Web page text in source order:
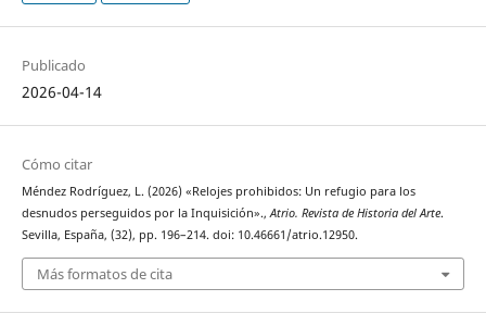
Publicado
2026-04-14
Cómo citar
Méndez Rodríguez, L. (2026) «Relojes prohibidos: Un refugio para los
desnudos perseguidos por la Inquisición».,Atrio. Revista de Historia del Arte.
Sevilla, España, (32), pp. 196–214. doi: 10.46661/atrio.12950.
Más formatos de cita